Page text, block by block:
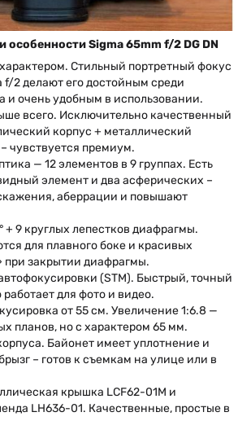
особенности Sigma 65mm f/2 DG DN
Стильный портретный фокус
2 делают его достойным среди
и очень удобным в использовании.
всего. Исключительно качественный
корпус + металлический
чувствуется премиум.
— 12 элементов в 9 группах. Есть
элемент и два асферических –
аберрации и повышают
+ 9 круглых лепестков диафрагмы.
для плавного боке и красивых
при закрытии диафрагмы.
(STM). Быстрый, точный
для фото и видео.
от 55 см. Увеличение 1:6.8 —
планов, но с характером 65 мм.
Байонет имеет уплотнение и
– готов к съемкам на улице или в
крышка LCF62-01M и
LH636-01. Качественные, простые в